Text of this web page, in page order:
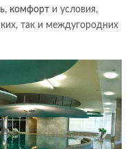
, комфорт и условия,
так и междугородних